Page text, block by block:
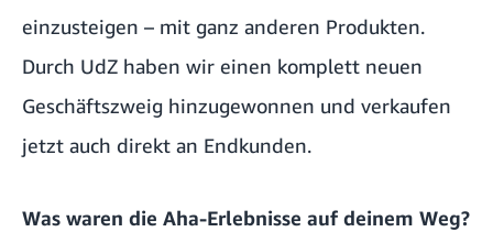
einzusteigen – mit ganz anderen Produkten.
Durch UdZ haben wir einen komplett neuen
Geschäftszweig hinzugewonnen und verkaufen
jetzt auch direkt an Endkunden.
Was waren die Aha-Erlebnisse auf deinem Weg?